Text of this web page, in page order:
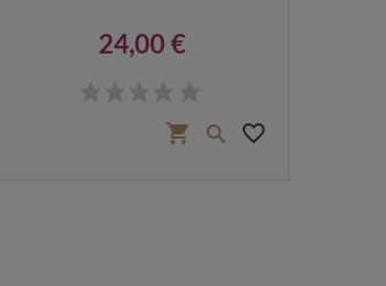
24,00 €
shopping_cart  favorite_border